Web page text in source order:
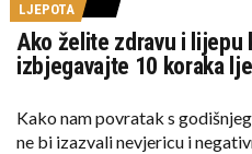
LJEPOTA
Ako želite zdravu i lijepu
izbjegavajte 10 koraka
Kako nam povratak s
ne bi izazvali nevjericu i